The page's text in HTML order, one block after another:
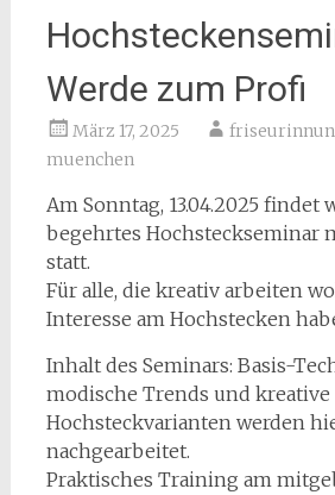
Werde zum Profi
März 17, 2025
muenchen
Am Sonntag, 13.04.2025 findet
begehrtes Hochsteckseminar
statt.
Für alle, die kreativ arbeiten
Interesse am Hochstecken
Inhalt des Seminars: Basis-
modische Trends und kreative
Hochsteckvarianten werden
nachgearbeitet.
Praktisches Training am